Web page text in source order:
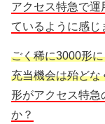
アクセス特急で運
ているように感じ
ごく稀に3000形
充当機会は殆どな
形がアクセス特急
か？